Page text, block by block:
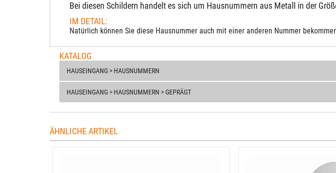
Bei diesen Schildern handelt es sich um Hausnummern aus Metall in der
IM DETAIL:
Natürlich können Sie diese Hausnummer auch mit einer anderen Nummer
KATALOG
HAUSEINGANG > HAUSNUMMERN
HAUSEINGANG > HAUSNUMMERN > GEPRÄGT
ÄHNLICHE ARTIKEL